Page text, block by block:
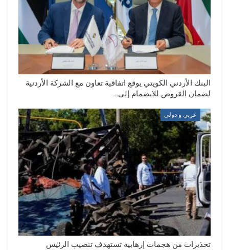
البنك الأردني الكويتي يوقع اتفاقية تعاون مع الشركة الأردنية
لضمان القروض للانضمام إلى…
عربي و دولي
تحذيرات من هجمات إرهابية تستهدف تنصيب الرئيس